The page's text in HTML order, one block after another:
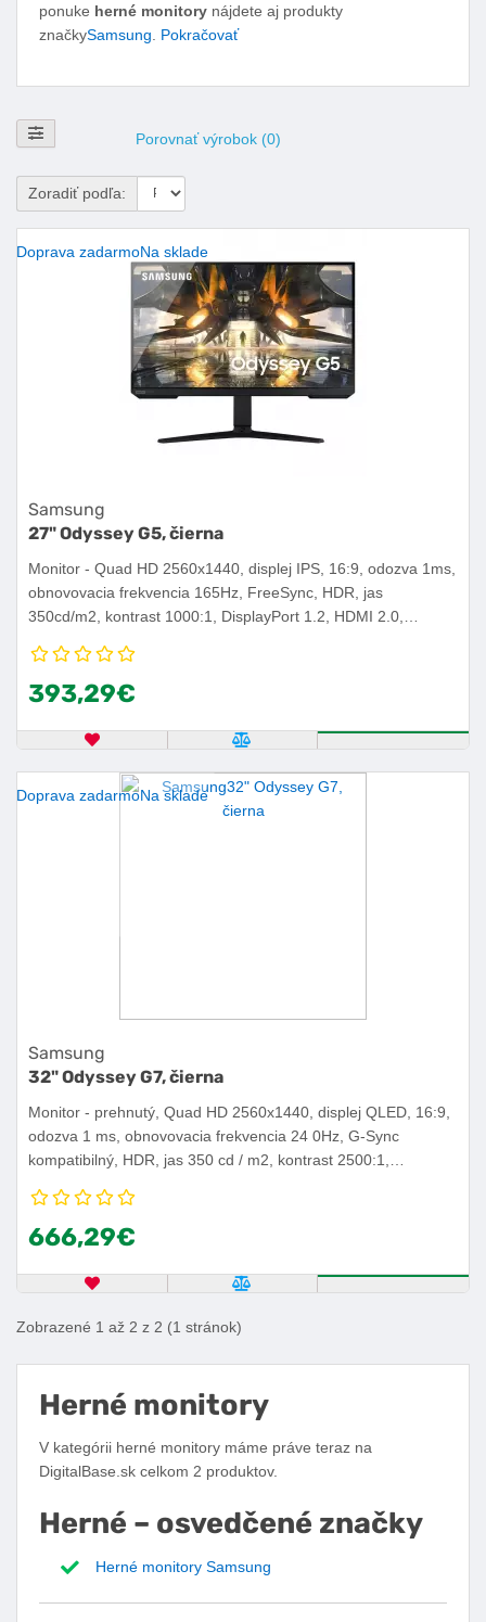
ponuke herné monitory nájdete aj produkty
značkySamsung Pokračovať
Zobraziť filtre Porovnať výrobok (0)
Zoradiť podľa:
Doprava zadarmoNa sklade
Samsung
27" Odyssey G5, čierna
Monitor - Quad HD 2560x1440, displej IPS, 16:9, odozva 1ms,
obnovovacia frekvencia 165Hz, FreeSync, HDR, jas
350cd/m2, kontrast 1000:1, DisplayPort 1.2, HDMI 2.0,
393,29€
OBĽÚBENÝ PRODUKT POROVNAŤ PRODUKT
Doprava zadarmoNa sklade
Samsung
32" Odyssey G7, čierna
Monitor - prehnutý, Quad HD 2560x1440, displej QLED, 16:9,
odozva 1 ms, obnovovacia frekvencia 24 0Hz, G-Sync
kompatibilný, HDR, jas 350 cd / m2, kontrast 2500:1,
VESA.
666,29€
OBĽÚBENÝ PRODUKT POROVNAŤ PRODUKT
Zobrazené 1 až 2 z 2 (1 stránok)
Herné monitory
V kategórii herné monitory máme práve teraz na
DigitalBase.sk celkom 2 produktov.
Herné – osvedčené značky
Herné monitory Samsung